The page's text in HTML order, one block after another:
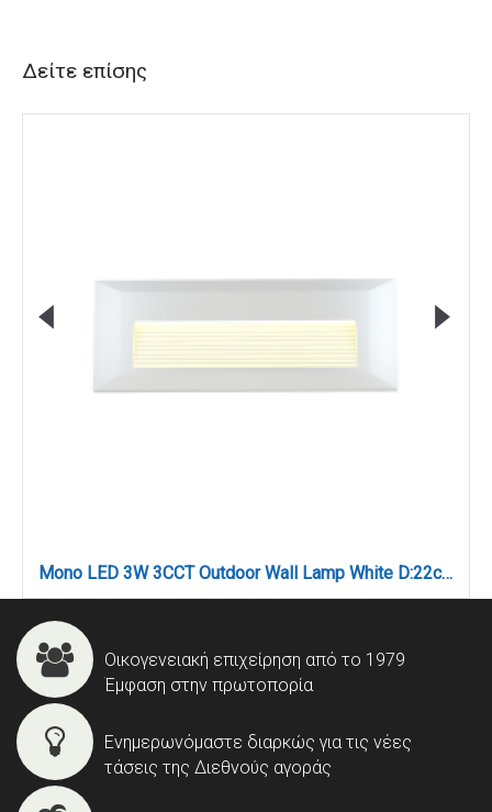
Δείτε επίσης
Mono LED 3W 3CCT Outdoor Wall Lamp White D:22cmx2.8cm (80201720)
Οικογενειακή επιχείρηση από το 1979
Έμφαση στην πρωτοπορία
Ενημερωνόμαστε διαρκώς για τις νέες
τάσεις της Διεθνούς αγοράς